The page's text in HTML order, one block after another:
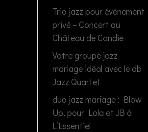
Trio jazz pour événement
privé – Concert au
Château de Candie
Votre groupe jazz
mariage idéal avec le db
Jazz Quartet
duo jazz mariage : Blow
Up, pour Lola et JB à
L’Essentiel